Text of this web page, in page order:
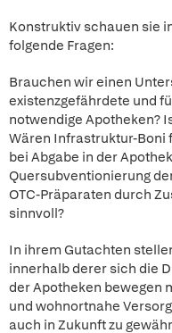
Konstruktiv schauen sie
folgende Fragen:
Brauchen wir einen
existenzgefährdete und
notwendige Apotheken?
Wären Infrastruktur-Boni
bei Abgabe in der
Quersubventionierung
OTC-Präparaten durch
sinnvoll?
In ihrem Gutachten
innerhalb derer sich die
der Apotheken bewegen
und wohnortnahe
auch in Zukunft zu